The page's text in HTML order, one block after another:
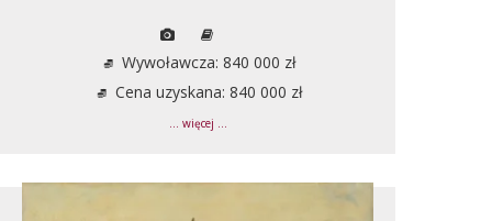
Wywoławcza: 840 000 zł
Cena uzyskana: 840 000 zł
... więcej ...